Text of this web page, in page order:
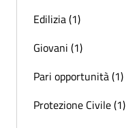
Edilizia (1)
Giovani (1)
Pari opportunità (1)
Protezione Civile (1)